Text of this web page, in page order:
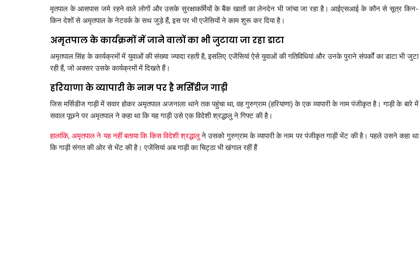
मृतपाल के आसपास जमे रहने वाले लोगों और उसके सुरक्षाकर्मियों के बैंक खातों का लेनदेन भी जांचा जा रहा है। आईएसआई के कौन से सूत्र किन-
किन देशों से अमृतपाल के नेटवर्क के सथ जुड़े हैं, इस पर भी एजेंसियों ने काम शुरू कर दिया है।
अमृतपाल के कार्यक्रमों में जाने वालों का भी जुटाया जा रहा डाटा
अमृतपाल सिंह के कार्यक्रमों में युवाओं की संख्या ज्यादा रहती है, इसलिए एजेंसियां ऐसे युवाओं की गतिविधियां और उनके पुराने संपर्कों का डाटा भी जुटा
रही हैं, जो अक्सर उसके कार्यक्रमों में दिखते हैं।
हरियाणा के व्यापारी के नाम पर है मर्सिडीज गाड़ी
जिस मर्सिडीज गाड़ी में सवार होकर अमृतपाल अजनाला थाने तक पहुंचा था, वह गुरुग्राम (हरियाणा) के एक व्यापारी के नाम पंजीकृत है। गाड़ी के बारे में
सवाल पूछने पर अमृतपाल ने कहा था कि यह गाड़ी उसे एक विदेशी श्रद्धालु ने गिफ्ट की है।
हालांकि, अमृतपाल ने यह नहीं बताया कि किस विदेशी श्रद्धालुने उसको गुरुग्राम के व्यापारी के नाम पर पंजीकृत गाड़ी भेंट की है। पहले उसने कहा था
कि गाड़ी संगत की ओर से भेंट की है। एजेंसियां अब गाड़ी का चिट्ठा भी खंगाल रहीं हैं